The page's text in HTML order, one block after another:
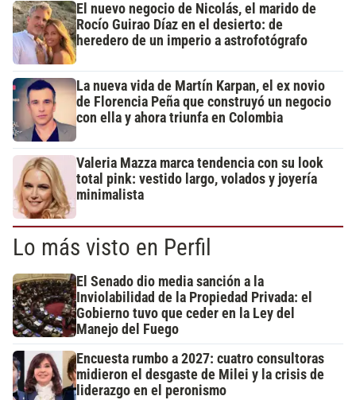
El nuevo negocio de Nicolás, el marido de
Rocío Guirao Díaz en el desierto: de
heredero de un imperio a astrofotógrafo
La nueva vida de Martín Karpan, el ex novio
de Florencia Peña que construyó un negocio
con ella y ahora triunfa en Colombia
Valeria Mazza marca tendencia con su look
total pink: vestido largo, volados y joyería
minimalista
Lo más visto en Perfil
El Senado dio media sanción a la
Inviolabilidad de la Propiedad Privada: el
Gobierno tuvo que ceder en la Ley del
Manejo del Fuego
Encuesta rumbo a 2027: cuatro consultoras
midieron el desgaste de Milei y la crisis de
liderazgo en el peronismo